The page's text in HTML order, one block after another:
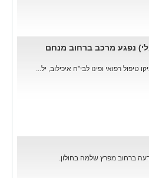
נפגע מרכב ברחוב מנחם
רפואי ופינו לבי"ח איכילוב, יל...
ברחוב מפרץ שלמה בחולון.